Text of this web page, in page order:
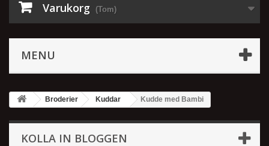
Varukorg (Tom)
MENU
Broderier Kuddar Kudde med Bambi
KOLLA IN BLOGGEN